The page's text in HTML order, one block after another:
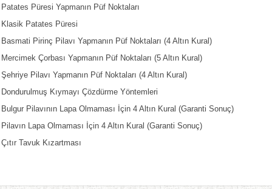
Patates Püresi Yapmanın Püf Noktaları
Klasik Patates Püresi
Basmati Pirinç Pilavı Yapmanın Püf Noktaları (4 Altın Kural)
Mercimek Çorbası Yapmanın Püf Noktaları (5 Altın Kural)
Şehriye Pilavı Yapmanın Püf Noktaları (4 Altın Kural)
Dondurulmuş Kıymayı Çözdürme Yöntemleri
Bulgur Pilavının Lapa Olmaması İçin 4 Altın Kural (Garanti Sonuç)
Pilavın Lapa Olmaması İçin 4 Altın Kural (Garanti Sonuç)
Çıtır Tavuk Kızartması